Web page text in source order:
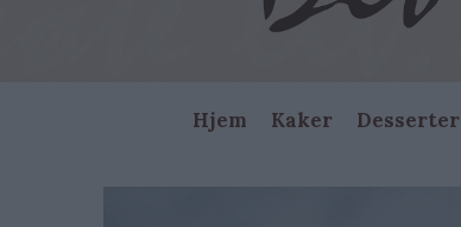
Main
navigation
Hjem Kaker Desserter